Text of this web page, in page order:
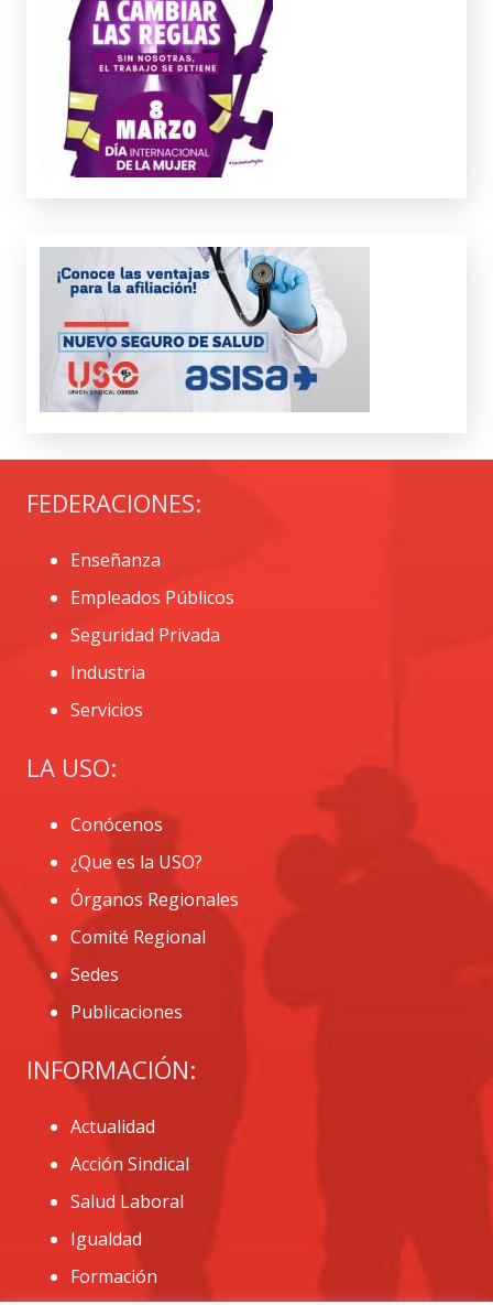
FEDERACIONES:
Enseñanza
Empleados Públicos
Seguridad Privada
Industria
Servicios
LA USO:
Conócenos
¿Que es la USO?
Órganos Regionales
Comité Regional
Sedes
Publicaciones
INFORMACIÓN:
Actualidad
Acción Sindical
Salud Laboral
Igualdad
Formación